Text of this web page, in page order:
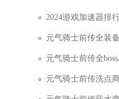
2024游戏加速器排
元气骑士前传全装
元气骑士前传全
元气骑士前传洗点